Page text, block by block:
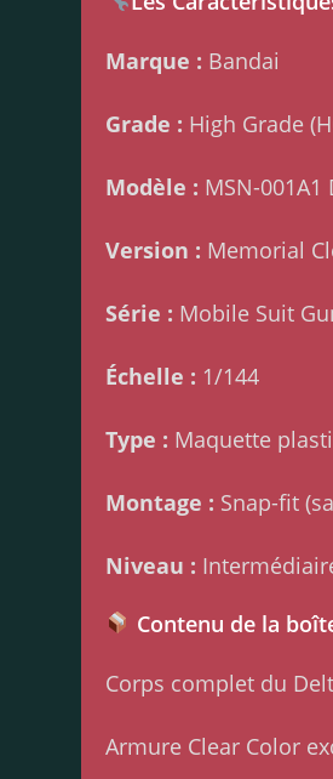
Marque : Bandai
Grade : High Grade
Modèle : MSN-001A1
Version : Memorial
Série : Mobile Suit
Échelle : 1/144
Type : Maquette
Montage : Snap-fit
Niveau :
Contenu de la
Corps complet du
Armure Clear Color